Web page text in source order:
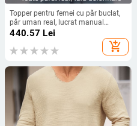
Topper pentru femei cu păr buclat,
păr uman real, lucrat manual
complet, volum, model micro-roll
440.57 Lei
add_shopping_cart